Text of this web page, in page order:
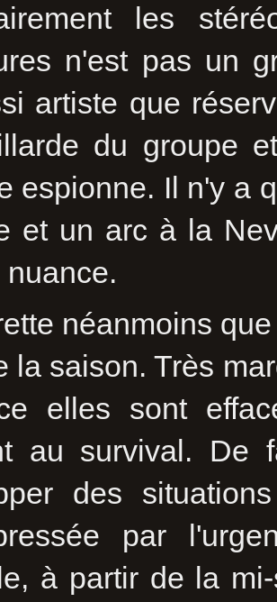
les
n'est pas un
artiste que
du groupe
espionne. Il n'y a
et un arc à la
néanmoins
la saison. Très
elles sont
au survival.
des
par
à partir de la